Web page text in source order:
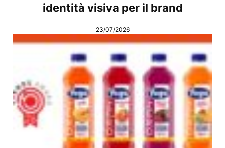
identità visiva per il brand
23/07/2026